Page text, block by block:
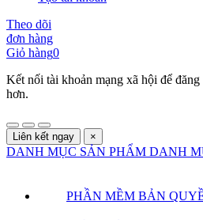
Theo dõi
đơn hàng
Giỏ hàng0
Kết nối tài khoản mạng xã hội để
hơn.
Liên kết ngay ×
DANH MỤC SẢN PHẨM DANH
PHẦN MỀM BẢN